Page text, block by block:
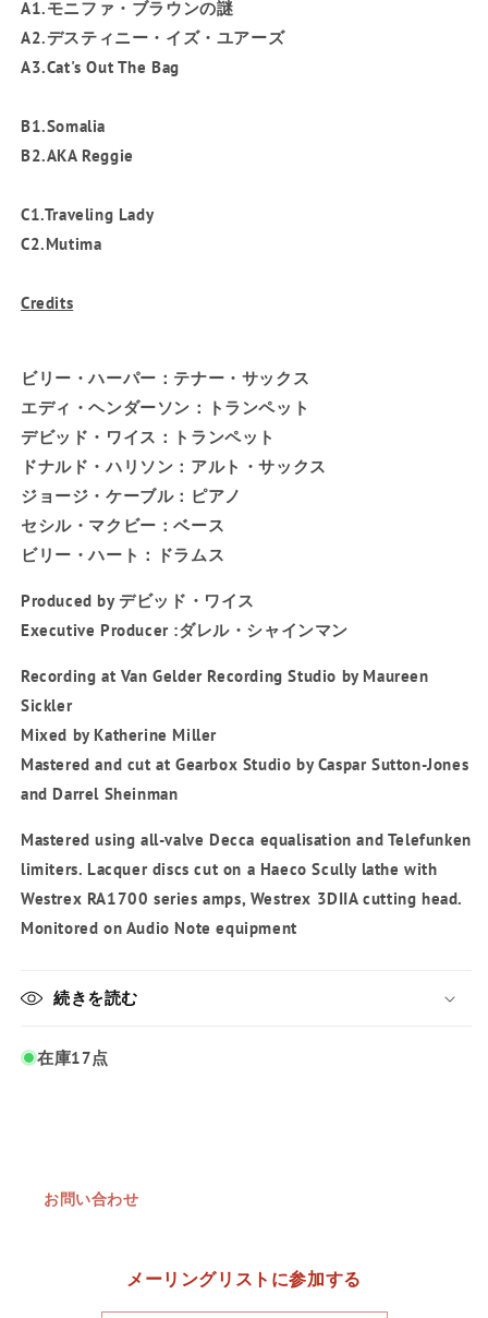
A1.モニファ・ブラウンの謎
A2.デスティニー・イズ・ユアーズ
A3.Cat's Out The Bag
B1.Somalia
B2.AKA Reggie
C1.Traveling Lady
C2.Mutima
Credits
ビリー・ハーパー：テナー・サックス
エディ・ヘンダーソン：トランペット
デビッド・ワイス：トランペット
ドナルド・ハリソン：アルト・サックス
ジョージ・ケーブル：ピアノ
セシル・マクビー：ベース
ビリー・ハート：ドラムス
Produced by デビッド・ワイス
Executive Producer :ダレル・シャインマン
Recording at Van Gelder Recording Studio by Maureen
Sickler
Mixed by Katherine Miller
Mastered and cut at Gearbox Studio by Caspar Sutton-Jones
and Darrel Sheinman
Mastered using all-valve Decca equalisation and Telefunken
limiters. Lacquer discs cut on a Haeco Scully lathe with
Westrex RA1700 series amps, Westrex 3DIIA cutting head.
Monitored on Audio Note equipment
続きを読む
在庫17点
お問い合わせ
メーリングリストに参加する